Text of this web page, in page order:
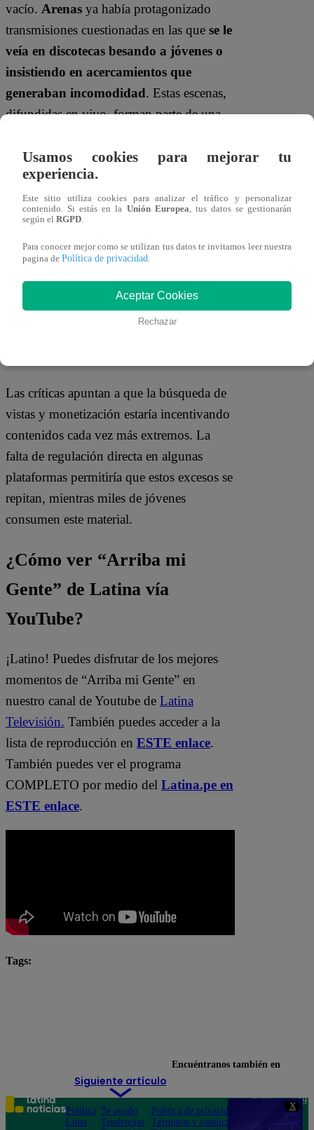
X
vacío. Arenas ya había protagonizado
transmisiones cuestionadas en las que se le
veía en discotecas besando a jóvenes o
insistiendo en acercamientos que
generaban incomodidad. Estas escenas,
difundidas en vivo, forman parte de una
critican por normalizar conductas
inapropiadas.
El caso también recuerdaotros episodios
peruanos. Entre ellos, transmisiones con
situaciones peligrosas como prender fuego
a una persona en una piscina o actitudes
Las críticas apuntan a que la búsqueda de
vistas y monetización estaría incentivando
contenidos cada vez más extremos. La
falta de regulación directa en algunas
plataformas permitiría que estos excesos se
repitan, mientras miles de jóvenes
consumen este material.
¿Cómo ver “Arriba mi
Gente” de Latina vía
YouTube?
¡Latino! Puedes disfrutar de los mejores
momentos de “Arriba mi Gente” en
nuestro canal de Youtube de Latina
Televisión. También puedes acceder a la
lista de reproducción en ESTE enlace.
También puedes ver el programa
COMPLETO por medio del Latina.pe en
ESTE enlace.
Tags:
Siguiente artículo
Usamos cookies para mejorar tu
experiencia.
Este sitio utiliza cookies para analizar el tráfico y personalizar
contenido. Si estás en la Unión Europea, tus datos se gestionarán
según el RGPD.
Para conocer mejor como se utilizan tus datos te invitamos leer nuestra
pagina de Política de privacidad.
Aceptar Cookies
Rechazar
Encuéntranos también en
Política
Lima
Te ayudo
Tendencias
Política de privacidad
Términos y condiciones
Teléfono: 219
Av. San